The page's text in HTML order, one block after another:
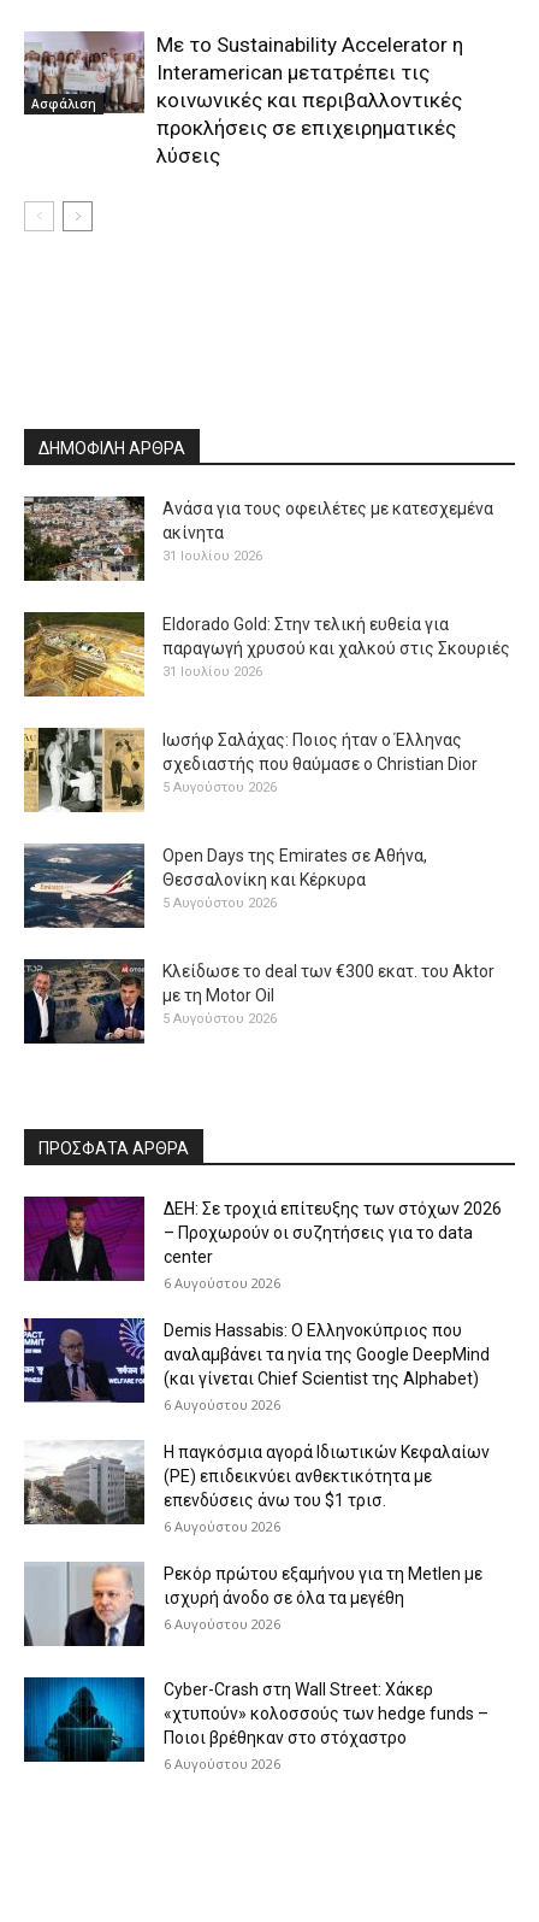
Ασφάλιση
Με το Sustainability Accelerator η
Interamerican μετατρέπει τις
κοινωνικές και περιβαλλοντικές
προκλήσεις σε επιχειρηματικές
λύσεις
ΔΗΜΟΦΙΛΗ ΑΡΘΡΑ
Ανάσα για τους οφειλέτες με κατεσχεμένα
ακίνητα
31 Ιουλίου 2026
Eldorado Gold: Στην τελική ευθεία για
παραγωγή χρυσού και χαλκού στις Σκουριές
31 Ιουλίου 2026
Ιωσήφ Σαλάχας: Ποιος ήταν ο Έλληνας
σχεδιαστής που θαύμασε ο Christian Dior
5 Αυγούστου 2026
Open Days της Emirates σε Αθήνα,
Θεσσαλονίκη και Κέρκυρα
5 Αυγούστου 2026
Κλείδωσε το deal των €300 εκατ. του Aktor
με τη Μotor Oil
5 Αυγούστου 2026
ΠΡΟΣΦΑΤΑ ΑΡΘΡΑ
ΔΕΗ: Σε τροχιά επίτευξης των στόχων 2026
– Προχωρούν οι συζητήσεις για το data
center
6 Αυγούστου 2026
Demis Hassabis: Ο Ελληνοκύπριος που
αναλαμβάνει τα ηνία της Google DeepMind
(και γίνεται Chief Scientist της Alphabet)
6 Αυγούστου 2026
Η παγκόσμια αγορά Ιδιωτικών Κεφαλαίων
(PE) επιδεικνύει ανθεκτικότητα με
επενδύσεις άνω του $1 τρισ.
6 Αυγούστου 2026
Ρεκόρ πρώτου εξαμήνου για τη Metlen με
ισχυρή άνοδο σε όλα τα μεγέθη
6 Αυγούστου 2026
Cyber-Crash στη Wall Street: Χάκερ
«χτυπούν» κολοσσούς των hedge funds –
Ποιοι βρέθηκαν στο στόχαστρο
6 Αυγούστου 2026